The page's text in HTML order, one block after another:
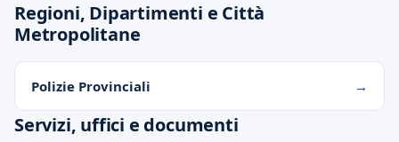
Regioni, Dipartimenti e Città
Metropolitane
Polizie Provinciali
Servizi, uffici e documenti